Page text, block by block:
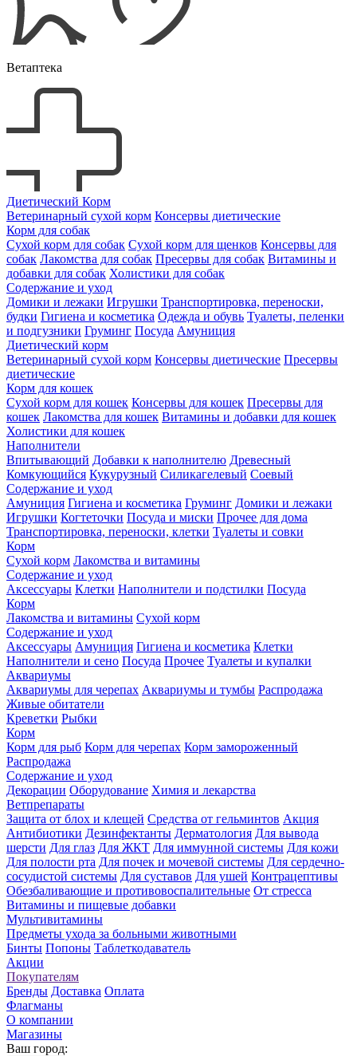
Ветаптека
Диетический Корм
Ветеринарный сухой корм Консервы диетические
Корм для собак
Сухой корм для собак Сухой корм для щенков Консервы для
собак Лакомства для собак Пресервы для собак Витамины и
добавки для собак Холистики для собак
Содержание и уход
Домики и лежаки Игрушки Транспортировка, переноски,
будки Гигиена и косметика Одежда и обувь Туалеты, пеленки
и подгузники Груминг Посуда Амуниция
Диетический корм
Ветеринарный сухой корм Консервы диетические Пресервы
диетические
Корм для кошек
Сухой корм для кошек Консервы для кошек Пресервы для
кошек Лакомства для кошек Витамины и добавки для кошек
Холистики для кошек
Наполнители
Впитывающий Добавки к наполнителю Древесный
Комкующийся Кукурузный Силикагелевый Соевый
Содержание и уход
Амуниция Гигиена и косметика Груминг Домики и лежаки
Игрушки Когтеточки Посуда и миски Прочее для дома
Транспортировка, переноски, клетки Туалеты и совки
Корм
Сухой корм Лакомства и витамины
Содержание и уход
Аксессуары Клетки Наполнители и подстилки Посуда
Корм
Лакомства и витамины Сухой корм
Содержание и уход
Аксессуары Амуниция Гигиена и косметика Клетки
Наполнители и сено Посуда Прочее Туалеты и купалки
Аквариумы
Аквариумы для черепах Аквариумы и тумбы Распродажа
Живые обитатели
Креветки Рыбки
Корм
Корм для рыб Корм для черепах Корм замороженный
Распродажа
Содержание и уход
Декорации Оборудование Химия и лекарства
Ветпрепараты
Защита от блох и клещей Средства от гельминтов Акция
Антибиотики Дезинфектанты Дерматология Для вывода
шерсти Для глаз Для ЖКТ Для иммунной системы Для кожи
Для полости рта Для почек и мочевой системы Для сердечно-
сосудистой системы Для суставов Для ушей Контрацептивы
Обезбаливающие и противовоспалительные От стресса
Витамины и пищевые добавки
Мультивитамины
Предметы ухода за больными животными
Бинты Попоны Таблеткодаватель
Акции
Покупателям
Бренды Доставка Оплата
Флагманы
О компании
Магазины
Ваш город: